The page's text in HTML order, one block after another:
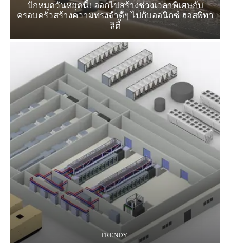
ปักหมุดวันหยุดนี้! ออกไปสร้างช่วงเวลาพิเศษกับ
ครอบครัวสร้างความทรงจำดีๆ ไปกับออนิกซ์ ฮอสพิทา
ลิตี้
TRENDY